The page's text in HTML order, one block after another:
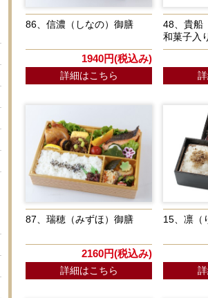
86、信濃（しなの）御膳
1940円(税込み)
詳細はこちら
48、貴船
和菓子入
87、瑞穂（みずほ）御膳
2160円(税込み)
詳細はこちら
15、凛（